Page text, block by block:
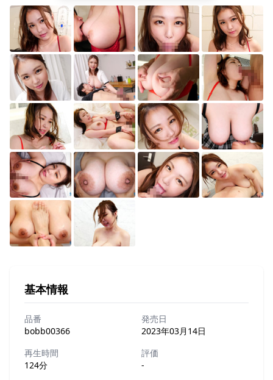
基本情報
品番
bobb00366
発売日
2023年03月14日
再生時間
124分
評価
-